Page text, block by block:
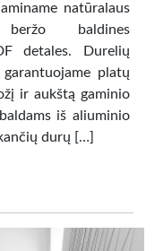
natūralaus
baldines
detales. Durelių
platų
ir aukštą gaminio
iš aliuminio
durų […]